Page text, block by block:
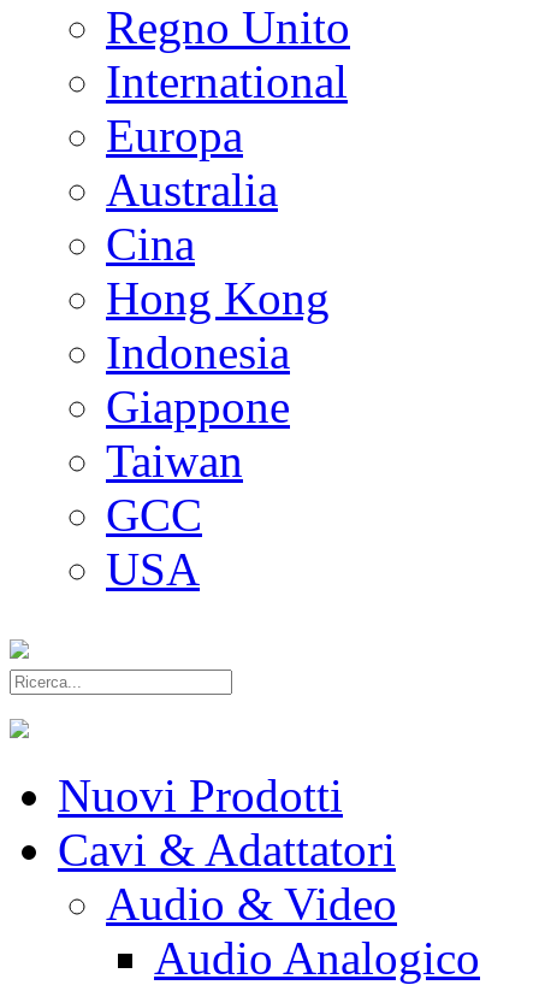
Regno Unito
International
Europa
Australia
Cina
Hong Kong
Indonesia
Giappone
Taiwan
GCC
USA
Nuovi Prodotti
Cavi & Adattatori
Audio & Video
Audio Analogico